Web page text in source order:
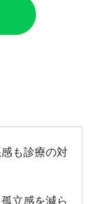
も診療の対
立感を減ら